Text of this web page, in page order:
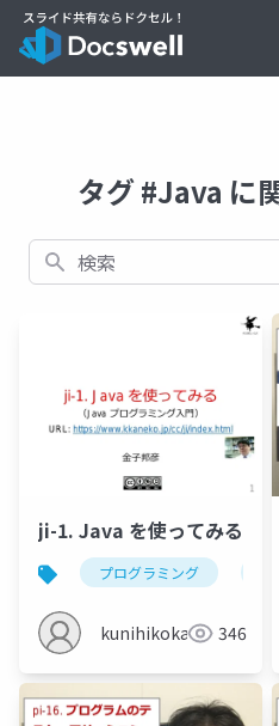
タグ #Java に
検索
ji-1. Java を使ってみる
プログラミング
kunihikokaneko346